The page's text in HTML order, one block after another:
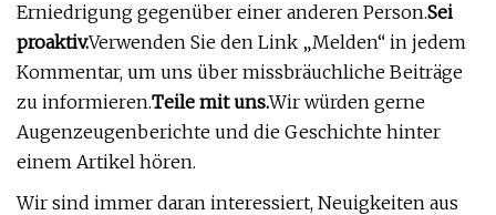
Erniedrigung gegenüber einer anderen Person.Sei
proaktiv.Verwenden Sie den Link „Melden“ in jedem
Kommentar, um uns über missbräuchliche Beiträge
zu informieren.Teile mit uns.Wir würden gerne
Augenzeugenberichte und die Geschichte hinter
einem Artikel hören.
Wir sind immer daran interessiert, Neuigkeiten aus